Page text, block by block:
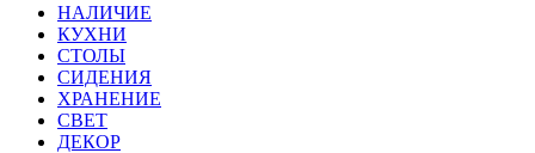
НАЛИЧИЕ
КУХНИ
СТОЛЫ
СИДЕНИЯ
ХРАНЕНИЕ
СВЕТ
ДЕКОР